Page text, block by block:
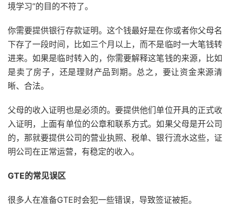
境学习”的目的不符了。
你需要提供银行存款证明。这个钱最好是在你或者你父母名
下存了一段时间，比如三个月以上，而不是临时一大笔钱转
进来。如果是临时转入的，你需要解释这笔钱的来源，比如
是卖了房子，还是理财产品到期。总之，要让资金来源清
晰、合法。
父母的收入证明也是必须的。要提供他们单位开具的正式收
入证明，上面有单位的公章和联系方式。如果父母是开公司
的，那就要提供公司的营业执照、税单、银行流水这些，证
明公司在正常运营，有稳定的收入。
GTE的常见误区
很多人在准备GTE时会犯一些错误，导致签证被拒。